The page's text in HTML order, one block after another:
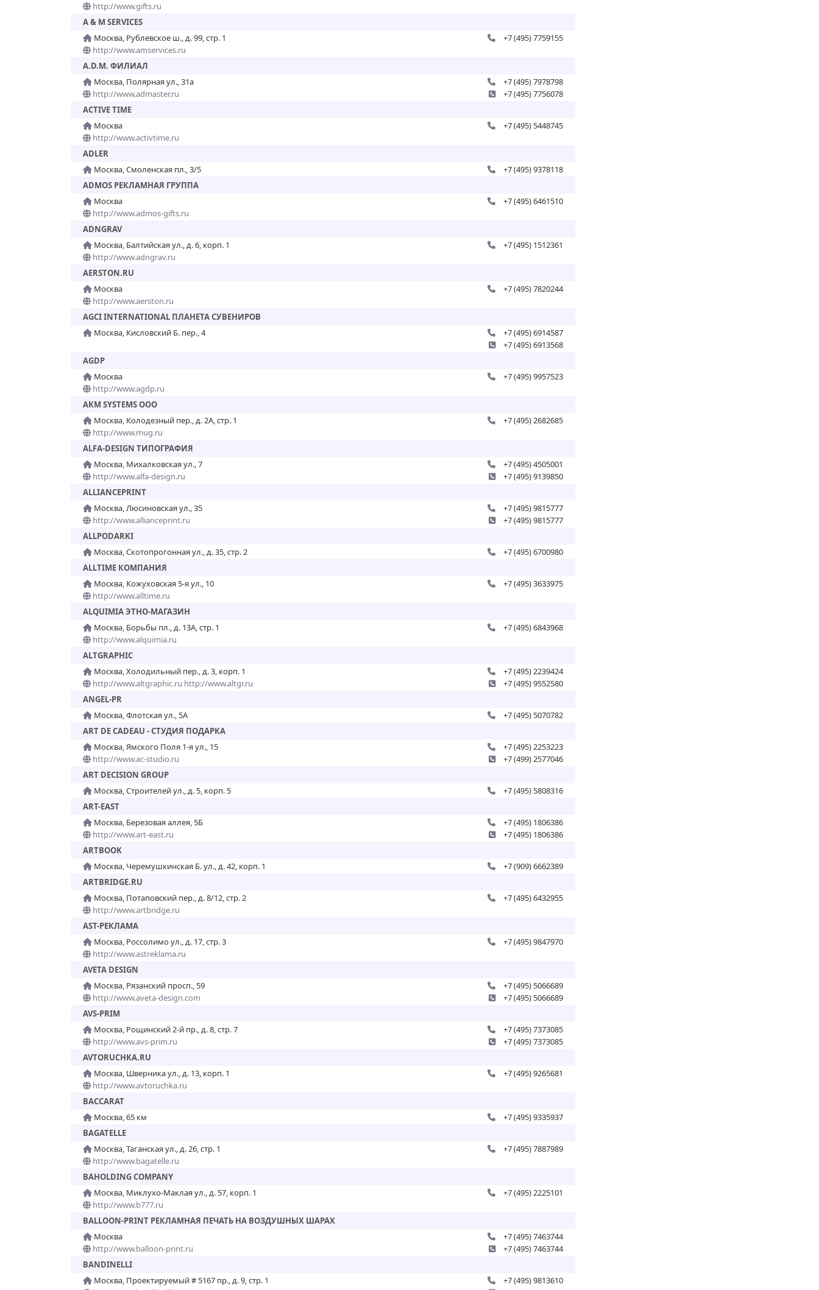
http://www.gifts.ru
A & M SERVICES
Москва, Рублевское ш., д. 99, стр. 1
http://www.amservices.ru
+7 (495) 7759155
A.D.М. ФИЛИАЛ
Москва, Полярная ул., 31а
http://www.admaster.ru
+7 (495) 7978798
+7 (495) 7756078
ACTIVE TIME
Москва
http://www.activtime.ru
+7 (495) 5448745
ADLER
Москва, Смоленская пл., 3/5
+7 (495) 9378118
ADMOS РЕКЛАМНАЯ ГРУППА
Москва
http://www.admos-gifts.ru
+7 (495) 6461510
ADNGRAV
Москва, Балтийская ул., д. 6, корп. 1
http://www.adngrav.ru
+7 (495) 1512361
AERSTON.RU
Москва
http://www.aerston.ru
+7 (495) 7820244
AGCI INTERNATIONAL ПЛАНЕТА СУВЕНИРОВ
Москва, Кисловский Б. пер., 4
+7 (495) 6914587
+7 (495) 6913568
AGDP
Москва
http://www.agdp.ru
+7 (495) 9957523
AKM SYSTEMS ООО
Москва, Колодезный пер., д. 2А, стр. 1
http://www.mug.ru
+7 (495) 2682685
ALFA-DESIGN ТИПОГРАФИЯ
Москва, Михалковская ул., 7
http://www.alfa-design.ru
+7 (495) 4505001
+7 (495) 9139850
ALLIANCEPRINT
Москва, Люсиновская ул., 35
http://www.allianceprint.ru
+7 (495) 9815777
+7 (495) 9815777
ALLPODARKI
Москва, Скотопрогонная ул., д. 35, стр. 2
+7 (495) 6700980
ALLTIME КОМПАНИЯ
Москва, Кожуховская 5-я ул., 10
http://www.alltime.ru
+7 (495) 3633975
ALQUIMIA ЭТНО-МАГАЗИН
Москва, Борьбы пл., д. 13А, стр. 1
http://www.alquimia.ru
+7 (495) 6843968
ALTGRAPHIC
Москва, Холодильный пер., д. 3, корп. 1
http://www.altgraphic.ru http://www.altgr.ru
+7 (495) 2239424
+7 (495) 9552580
ANGEL-PR
Москва, Флотская ул., 5А
+7 (495) 5070782
ART DE CADEAU - СТУДИЯ ПОДАРКА
Москва, Ямского Поля 1-я ул., 15
http://www.ac-studio.ru
+7 (495) 2253223
+7 (499) 2577046
ART DECISION GROUP
Москва, Строителей ул., д. 5, корп. 5
+7 (495) 5808316
ART-EAST
Москва, Березовая аллея, 5Б
http://www.art-east.ru
+7 (495) 1806386
+7 (495) 1806386
ARTBOOK
Москва, Черемушкинская Б. ул., д. 42, корп. 1
+7 (909) 6662389
ARTBRIDGE.RU
Москва, Потаповский пер., д. 8/12, стр. 2
http://www.artbridge.ru
+7 (495) 6432955
AST-РЕКЛАМА
Москва, Россолимо ул., д. 17, стр. 3
http://www.astreklama.ru
+7 (495) 9847970
AVETA DESIGN
Москва, Рязанский просп., 59
http://www.aveta-design.com
+7 (495) 5066689
+7 (495) 5066689
AVS-PRIM
Москва, Рощинский 2-й пр., д. 8, стр. 7
http://www.avs-prim.ru
+7 (495) 7373085
+7 (495) 7373085
AVTORUCHKA.RU
Москва, Шверника ул., д. 13, корп. 1
http://www.avtoruchka.ru
+7 (495) 9265681
BACCARAT
Москва, 65 км
+7 (495) 9335937
BAGATELLE
Москва, Таганская ул., д. 26, стр. 1
http://www.bagatelle.ru
+7 (495) 7887989
BAHOLDING COMPANY
Москва, Миклухо-Маклая ул., д. 57, корп. 1
http://www.b777.ru
+7 (495) 2225101
BALLOON-PRINT РЕКЛАМНАЯ ПЕЧАТЬ НА ВОЗДУШНЫХ ШАРАХ
Москва
http://www.balloon-print.ru
+7 (495) 7463744
+7 (495) 7463744
BANDINELLI
Москва, Проектируемый # 5167 пр., д. 9, стр. 1
+7 (495) 9813610